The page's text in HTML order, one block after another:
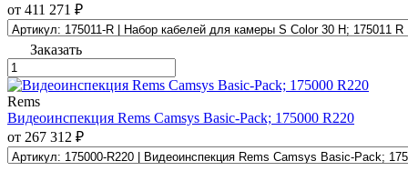
от 411 271 ₽
Заказать
Rems
Видеоинспекция Rems Camsys Basic-Pack; 175000 R220
от 267 312 ₽